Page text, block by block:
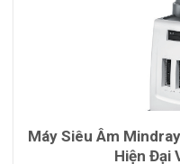
Máy Siêu Âm
Hiện Đại